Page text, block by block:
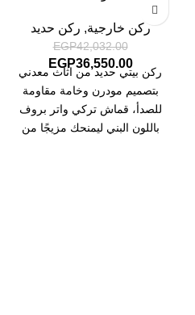
ركن خارجية, ركن حديد
EGP42,032.00
EGP36,550.00
ركن بيتي حديد من اثاث معدني
بتصميم مودرن وخامة مقاومة
للصدأ، قماش تركي واتر بروف
باللون البني ليمنحك مزيجًا من